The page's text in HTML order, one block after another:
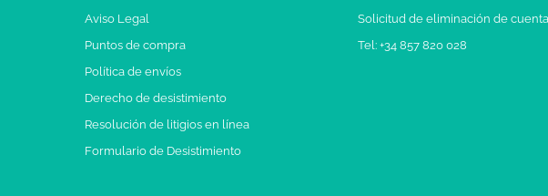
Aviso Legal
Puntos de compra
Política de envíos
Derecho de desistimiento
Resolución de litigios en línea
Formulario de Desistimiento
Solicitud de eliminación de cuenta
Tel: +34 857 820 028